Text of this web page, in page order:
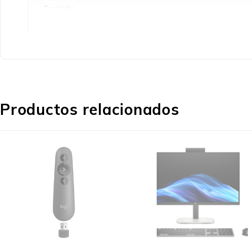
Medios de almacenaje
Capacidad total HDD
Unidad de almacenamiento
Capacidad total eMMC
Productos relacionados